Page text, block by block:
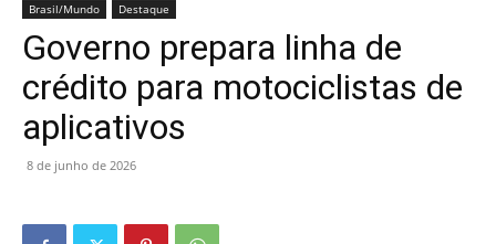
Brasil/Mundo Destaque
Governo prepara linha de
crédito para motociclistas de
aplicativos
8 de junho de 2026